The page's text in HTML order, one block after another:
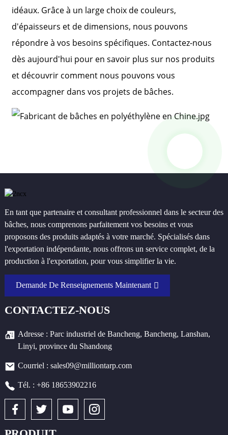
idéaux. Grâce à un large choix de couleurs,
d'épaisseurs et de dimensions, nous pouvons
répondre à vos besoins spécifiques. Contactez-nous
dès aujourd'hui pour en savoir plus sur nos produits
et découvrir comment nous pouvons vous
accompagner dans vos projets de bâches.
En tant que partenaire et consultant professionnel dans le secteur des
bâches, nous comprenons parfaitement vos besoins et vous
proposons des produits adaptés à votre marché. Spécialisés dans
l'exportation indépendante, nous offrons un service complet, de la
production à l'exportation, pour vous simplifier la vie.
Demande De Renseignements Maintenant
CONTACTEZ-NOUS
Adresse : Parc industriel de Bancheng, Bancheng, Lanshan,
Linyi, province du Shandong
Courriel : sales09@milliontarp.com
Tél. : +86 18653902216